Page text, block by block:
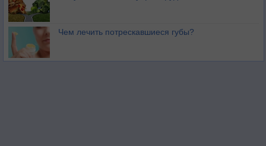
Чем лечить потрескавшиеся губы?